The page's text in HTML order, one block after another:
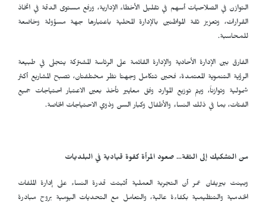
التوازن في الصلاحيات أسهم في تقليل الأخطاء الإدارية، ورفع مستوى الدقة في اتخاذ
القرارات، وتعزيز ثقة المواطنين بالإدارة المحلية باعتبارها جهة مسؤولة وخاضعة
للمحاسبة.
الفارق بين الإدارة الأحادية والإدارة القائمة على الرئاسة المشتركة يتجلى في طبيعة
الرؤية التنموية المعتمدة، فحين تتكامل وجهتا نظر مختلفتان، تصبح المشاريع أكثر
شمولية وتوازناً، ويتم توزيع الموارد وفق معايير تأخذ بعين الاعتبار احتياجات جميع
الفئات، بما في ذلك النساء والأطفال وكبار السن وذوي الاحتياجات الخاصة.
من التشكيك إلى الثقة... صعود المرأة كقوة قيادية في البلديات
وبينت بيريفان عمر أن التجربة العملية أثبتت قدرة النساء على إدارة الملفات
الخدمية والتنظيمية بكفاءة عالية، والتعامل مع التحديات اليومية بروح مبادرة